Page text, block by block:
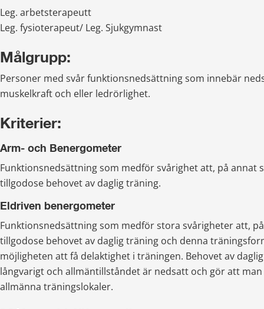
Leg. arbetsterapeutt
Leg. fysioterapeut/ Leg. Sjukgymnast
Målgrupp:
Personer med svår funktionsnedsättning som innebär
muskelkraft och eller ledrörlighet.
Kriterier:
Arm- och Benergometer
Funktionsnedsättning som medför svårighet att, på annat
tillgodose behovet av daglig träning.
Eldriven benergometer
Funktionsnedsättning som medför stora svårigheter att,
tillgodose behovet av daglig träning och denna
möjligheten att få delaktighet i träningen. Behovet av
långvarigt och allmäntillståndet är nedsatt och gör att
allmänna träningslokaler.